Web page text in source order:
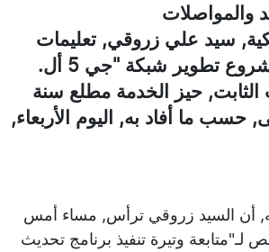
والمواصلات
سيد علي زروقي, تعليمات
تقضي بدخول مشروع تطوير شبكة "جي 5 أل.
الثابت, حيز الخدمة مطلع سنة
حسب ما أفاد به, اليوم الأربعاء,
أن السيد زروقي ترأس, مساء أمس
لـ"متابعة وتيرة تنفيذ برنامج تحديث